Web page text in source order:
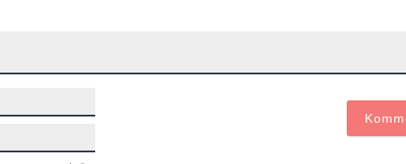
post*